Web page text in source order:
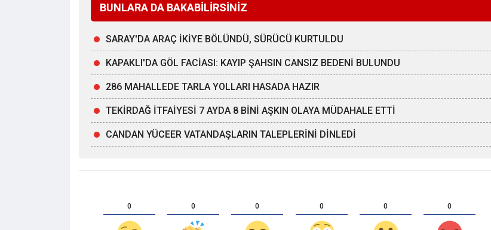
BUNLARA DA BAKABİLİRSİNİZ
SARAY'DA ARAÇ İKİYE BÖLÜNDÜ, SÜRÜCÜ KURTULDU
KAPAKLI'DA GÖL FACİASI: KAYIP ŞAHSIN CANSIZ BEDENİ BULUNDU
286 MAHALLEDE TARLA YOLLARI HASADA HAZIR
TEKİRDAĞ İTFAİYESİ 7 AYDA 8 BİNİ AŞKIN OLAYA MÜDAHALE ETTİ
CANDAN YÜCEER VATANDAŞLARIN TALEPLERİNİ DİNLEDİ
0 0 0 0 0 0